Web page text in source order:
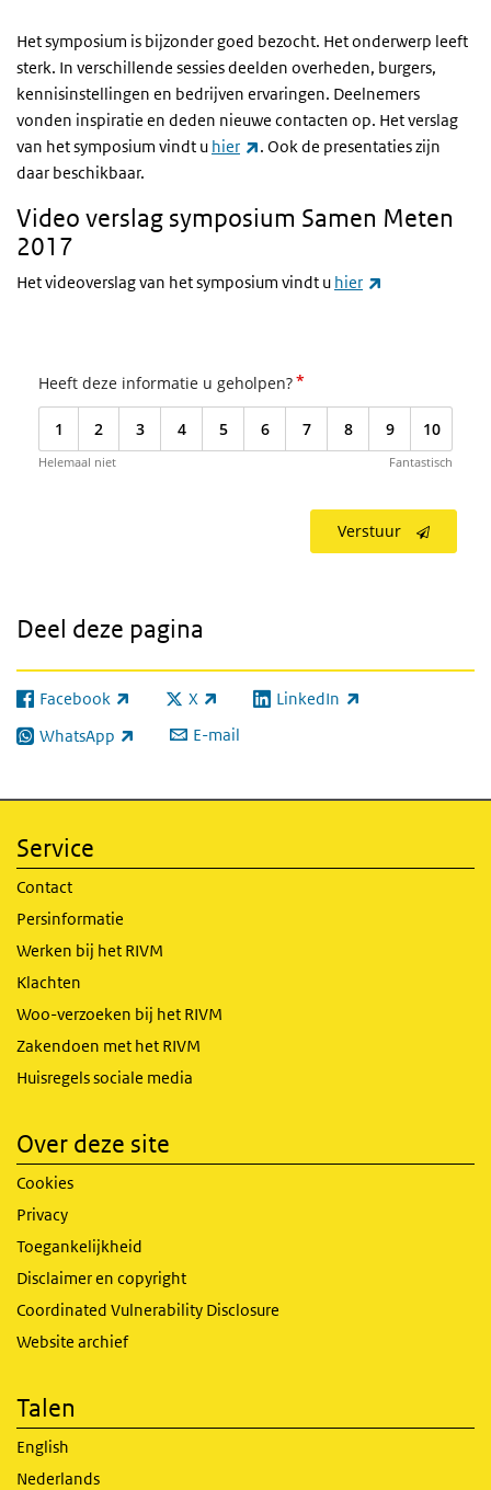
Het symposium is bijzonder goed bezocht. Het onderwerp leeft
sterk. In verschillende sessies deelden overheden, burgers,
kennisinstellingen en bedrijven ervaringen. Deelnemers
vonden inspiratie en deden nieuwe contacten op. Het verslag
van het symposium vindt u hier (externe link)
. Ook de presentaties zijn
daar beschikbaar.
Video verslag symposium Samen Meten
2017
Het videoverslag van het symposium vindt u hier
Heeft deze informatie u geholpen?*
1 2 3 4 5 6 7 8 9 10
Helemaal niet Fantastisch
Verstuur
Deel deze pagina
Facebook
(externe link) X
(externe link) LinkedIn
(externe link)
WhatsApp
(externe link) E-mail
Service
Contact
Persinformatie
Werken bij het RIVM
Klachten
Woo-verzoeken bij het RIVM
Zakendoen met het RIVM
Huisregels sociale media
Over deze site
Cookies
Privacy
Toegankelijkheid
Disclaimer en copyright
Coordinated Vulnerability Disclosure
Website archief
Talen
English
Nederlands